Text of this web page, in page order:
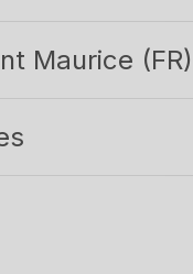
Maurice (FR)